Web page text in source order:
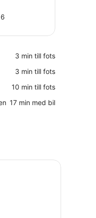
‪3 min till fots‬
‪3 min till fots‬
‪10 min till fots‬
‪17 min med bil‬
och en spegel.
av högsta